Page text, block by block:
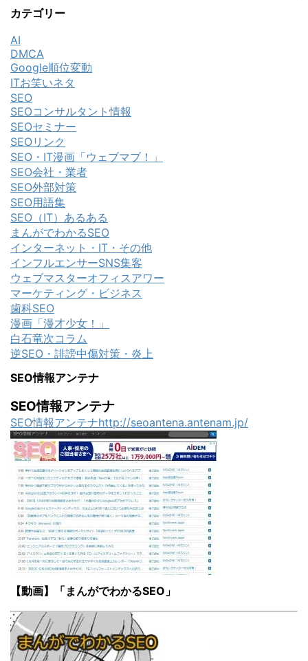
カテゴリー
AI
DMCA
Google順位変動
ITお笑いネタ
SEO
SEOコンサルタント情報
SEOセミナー
SEOリンク
SEO・IT漫画「ウェブマブ！」
SEO会社・業者
SEO外部対策
SEO用語集
SEO（IT）あるある
まんがでわかるSEO
インターネット・IT・その他
インフルエンサーSNS集客
ウェブマスターオフィスアワー
マーケティング・ビジネス
歯科SEO
漫画「漫才少女！」
白石竜次コラム
逆SEO・誹謗中傷対策・炎上
SEO情報アンテナ
SEO情報アンテナ
SEO情報アンテナhttp://seoantena.antenam.jp/
【動画】「まんがでわかるSEO」